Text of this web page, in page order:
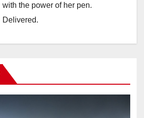
with the power of her pen.
Delivered.